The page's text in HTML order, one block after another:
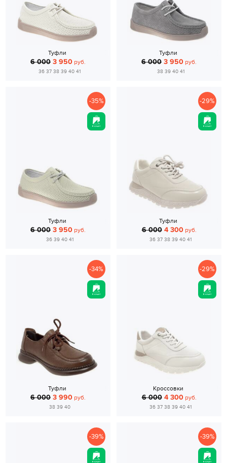
Туфли
6 000 3 950 руб.
36 37 38 39 40 41
Туфли
6 000 3 950 руб.
38 39 40 41
-35%
Туфли
6 000 3 950 руб.
36 39 40 41
-29%
Туфли
6 000 4 300руб.
36 37 38 39 40 41
-34%
Туфли
6 000 3 990 руб.
38 39 40
-29%
Кроссовки
6 000 4 300руб.
36 37 38 39 40 41
-39% -39%